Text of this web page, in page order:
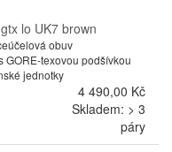
lo UK7 brown
obuv
GORE-texovou podšívkou
jednotky
4 490,00 Kč
Skladem: > 3
páry